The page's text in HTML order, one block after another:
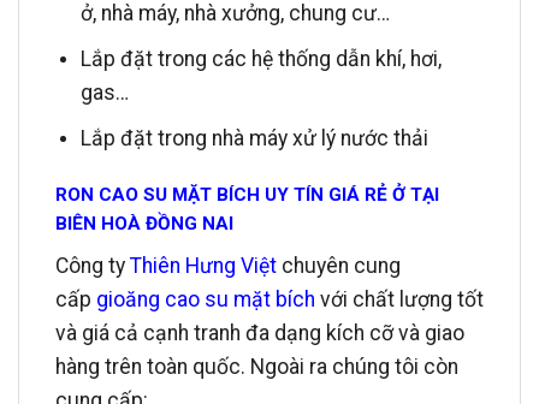
ở, nhà máy, nhà xưởng, chung cư…
Lắp đặt trong các hệ thống dẫn khí, hơi,
gas…
Lắp đặt trong nhà máy xử lý nước thải
RON CAO SU MẶT BÍCH UY TÍN GIÁ RẺ Ở TẠI
BIÊN HOÀ ĐỒNG NAI
Công ty Thiên Hưng Việt chuyên cung
cấp gioăng cao su mặt bích với chất lượng tốt
và giá cả cạnh tranh đa dạng kích cỡ và giao
hàng trên toàn quốc. Ngoài ra chúng tôi còn